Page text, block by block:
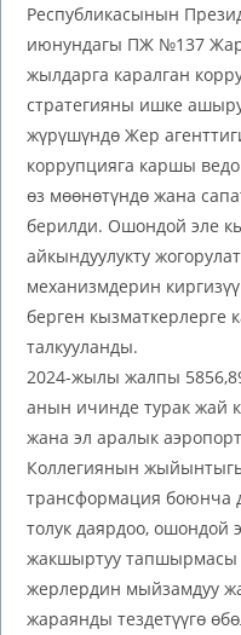
Республикасынын
июнундагы ПЖ №137
жылдарга каралган
стратегияны ишке
жүрүшүндө Жер
коррупцияга каршы
өз мөөнөтүндө жана
берилди. Ошондой эле
айкындуулукту
механизмдерин
берген кызматкерлерге
талкууланды.
2024-жылы жалпы
анын ичинде турак жай
жана эл аралык
Коллегиянын
трансформация боюнча
толук даярдоо, ошондой
жакшыртуу тапшырмасы
жерлердин мыйзамдуу
жараянды тездетүүгө